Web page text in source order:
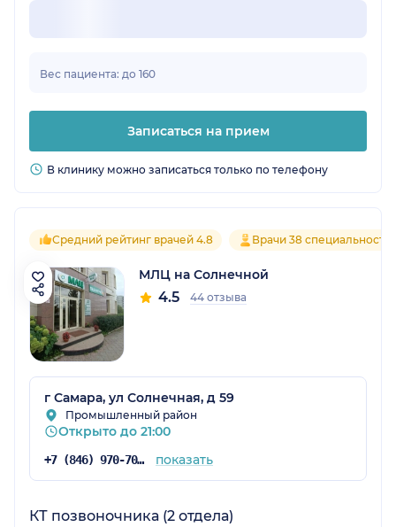
Вес пациента: до 160
Записаться на прием
В клинику можно записаться только по телефону
Средний рейтинг врачей 4.8 Врачи 38
МЛЦ на Солнечной
4.5 44 отзыва
г Самара, ул Солнечная, д 59
Промышленный район
Открыто до 21:00
+7 (846) 970-70-83 показать
КТ позвоночника (2 отдела)